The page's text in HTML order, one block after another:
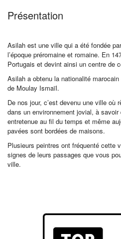
Présentation
Asilah est une ville qui a été fondée
l’époque préromaine et romaine. En
Portugais et devint ainsi un centre de
Asilah a obtenu la nationalité
de Moulay Ismaïl.
De nos jour, c’est devenu une ville où
dans un environnement jovial, à
entretenue au fil du temps et même
pavées sont bordées de maisons.
Plusieurs peintres ont fréquenté cette
signes de leurs passages que vous
ville.
Contact